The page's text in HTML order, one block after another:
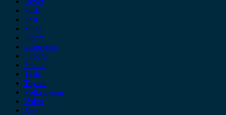
Saab
Seat
Skoda
Smart
ssangyong
Subaru
Suzuki
Tesla
Toyota
Volkswagen
Volvo
Xev